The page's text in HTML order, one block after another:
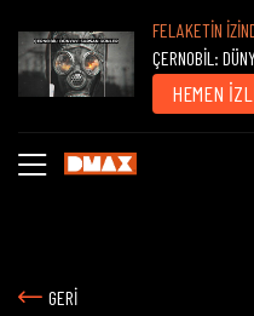
FELAKETİN
ÇERNOBİL:
HEMEN
GERİ